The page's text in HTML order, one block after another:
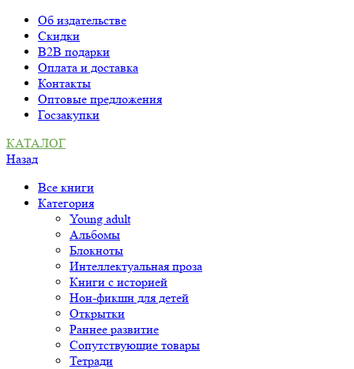
Об издательстве
Скидки
B2B подарки
Оплата и доставка
Контакты
Оптовые предложения
Госзакупки
КАТАЛОГ
Назад
Все книги
Категория
Young adult
Альбомы
Блокноты
Интеллектуальная проза
Книги с историей
Нон-фикшн для детей
Открытки
Раннее развитие
Сопутствующие товары
Тетради